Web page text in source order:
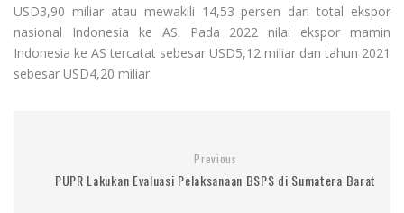
USD3,90 miliar atau mewakili 14,53 persen dari total ekspor
nasional Indonesia ke AS. Pada 2022 nilai ekspor mamin
Indonesia ke AS tercatat sebesar USD5,12 miliar dan tahun 2021
sebesar USD4,20 miliar.
Previous
PUPR Lakukan Evaluasi Pelaksanaan BSPS di Sumatera Barat